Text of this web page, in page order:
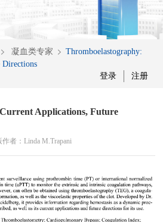
凝血类专家
Thromboelastography:
Directions
登录
注册
Applications, Future
作者：Linda M.Trapani